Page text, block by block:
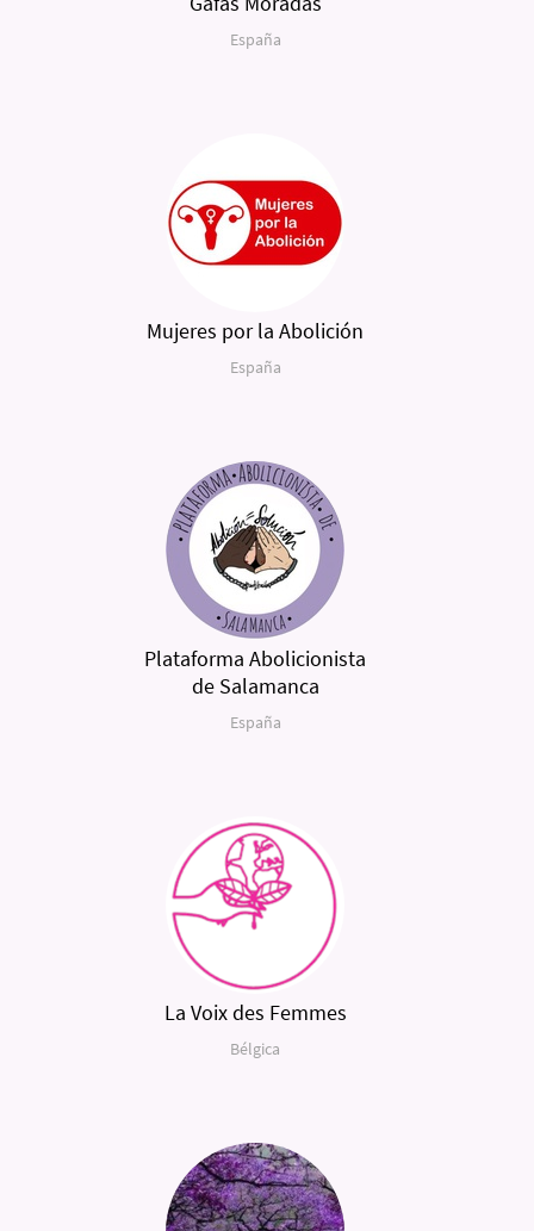
España
Mujeres por la Abolición
España
Plataforma Abolicionista
de Salamanca
España
La Voix des Femmes
Bélgica